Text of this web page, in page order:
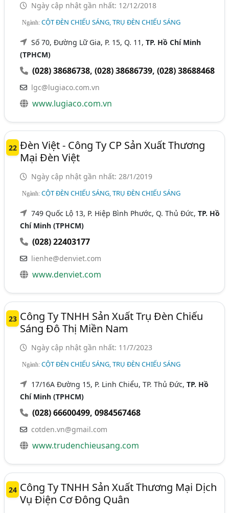
Ngày cập nhật gần nhất: 12/12/2018
Ngành:CỘT ĐÈN CHIẾU SÁNG, TRỤ ĐÈN CHIẾU SÁNG
Số 70, Đường Lữ Gia, P. 15, Q. 11,TP. Hồ Chí Minh
(TPHCM)
(028) 38686738,(028) 38686739,(028) 38688468
lgc@lugiaco.com.vn
www.lugiaco.com.vn
22 Đèn Việt - Công Ty CP Sản Xuất Thương
Mại Đèn Việt
Ngày cập nhật gần nhất: 28/1/2019
Ngành:CỘT ĐÈN CHIẾU SÁNG, TRỤ ĐÈN CHIẾU SÁNG
749 Quốc Lộ 13, P. Hiệp Bình Phước, Q. Thủ Đức,TP. Hồ
Chí Minh (TPHCM)
(028) 22403177
lienhe@denviet.com
www.denviet.com
23 Công Ty TNHH Sản Xuất Trụ Đèn Chiếu
Sáng Đô Thị Miền Nam
Ngày cập nhật gần nhất: 11/7/2023
Ngành:CỘT ĐÈN CHIẾU SÁNG, TRỤ ĐÈN CHIẾU SÁNG
17/16A Đường 15, P. Linh Chiểu, TP. Thủ Đức,TP. Hồ
Chí Minh (TPHCM)
(028) 66600499,0984567468
cotden.vn@gmail.com
www.trudenchieusang.com
24 Công Ty TNHH Sản Xuất Thương Mại Dịch
Vụ Điện Cơ Đông Quân